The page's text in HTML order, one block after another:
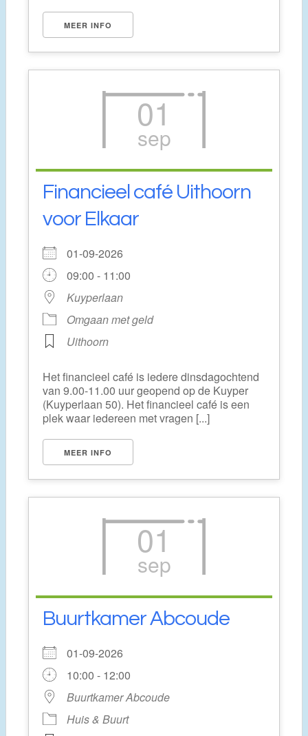
MEER INFO
01
sep
Financieel café Uithoorn
voor Elkaar
01-09-2026
09:00 - 11:00
Kuyperlaan
Omgaan met geld
Uithoorn
Het financieel café is iedere dinsdagochtend
van 9.00-11.00 uur geopend op de Kuyper
(Kuyperlaan 50). Het financieel café is een
plek waar iedereen met vragen [...]
MEER INFO
01
sep
Buurtkamer Abcoude
01-09-2026
10:00 - 12:00
Buurtkamer Abcoude
Huis & Buurt